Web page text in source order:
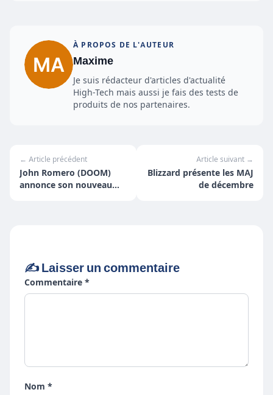
À PROPOS DE L'AUTEUR
Maxime
Je suis rédacteur d'articles d'actualité
High-Tech mais aussi je fais des tests de
produits de nos partenaires.
← Article précédent
John Romero (DOOM)
annonce son nouveau
Article suivant →
Blizzard présente les MAJ
de décembre
✍️ Laisser un commentaire
Commentaire *
Nom *